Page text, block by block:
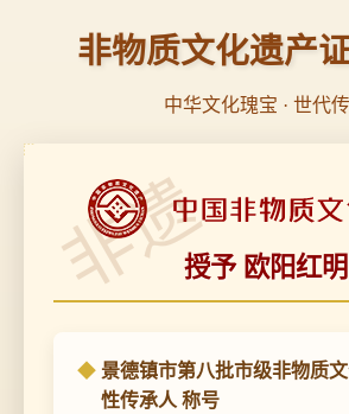
非物质文化遗产
中华文化瑰宝 · 世代
非遗授予 欧阳红明
景德镇市第八批市级非物质
性传承人 称号